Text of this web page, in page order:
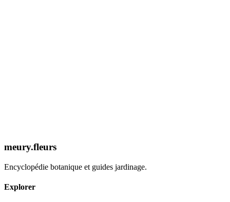
Découvrir la Fiche
meury.fleurs
Encyclopédie botanique et guides jardinage.
Explorer